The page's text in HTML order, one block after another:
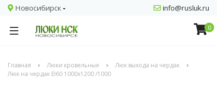
Новосибирск info@rusluk.ru
0
Главная Люки кровельные
Люк выхода на чердак
Люк на чердак EI60 1000x1200 /1000